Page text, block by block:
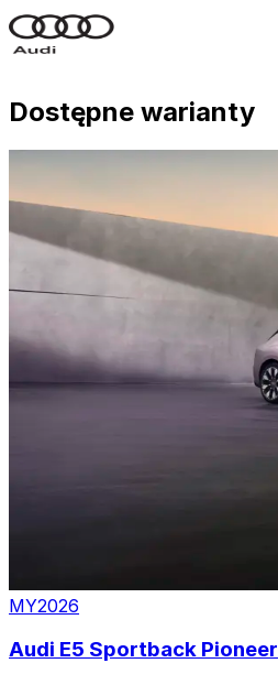
Dostępne warianty
MY2026
Audi E5 Sportback Pioneer